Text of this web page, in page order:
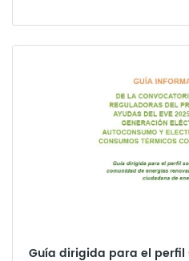
Guía dirigida para el perfil